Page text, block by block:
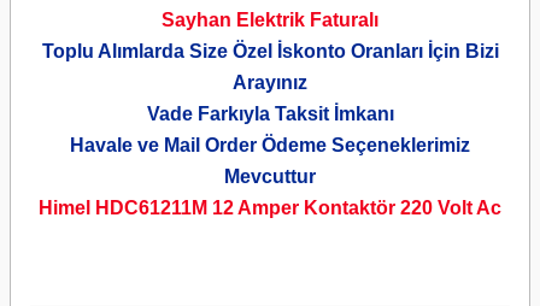
Sayhan Elektrik Faturalı
Toplu Alımlarda Size Özel İskonto Oranları İçin Bizi
Arayınız
Vade Farkıyla Taksit İmkanı
Havale ve Mail Order Ödeme Seçeneklerimiz
Mevcuttur
Himel HDC61211M 12 Amper Kontaktör 220 Volt Ac